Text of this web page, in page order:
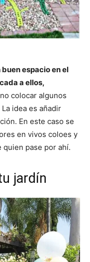
buen espacio en el
a ellos,
colocar algunos
idea es añadir
En este caso se
en vivos coloes y
quien pase por ahí.
jardín